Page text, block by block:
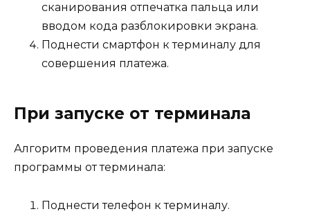
сканирования отпечатка пальца или
вводом кода разблокировки экрана.
Поднести смартфон к терминалу для
совершения платежа.
При запуске от терминала
Алгоритм проведения платежа при запуске
программы от терминала:
Поднести телефон к терминалу.